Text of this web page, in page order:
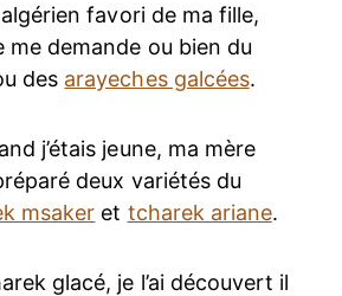
algérien favori de ma fille,
me demande ou bien du
des arayeches galcées.
j’étais jeune, ma mère
deux variétés du
msaker et tcharek ariane.
glacé, je l’ai découvert il